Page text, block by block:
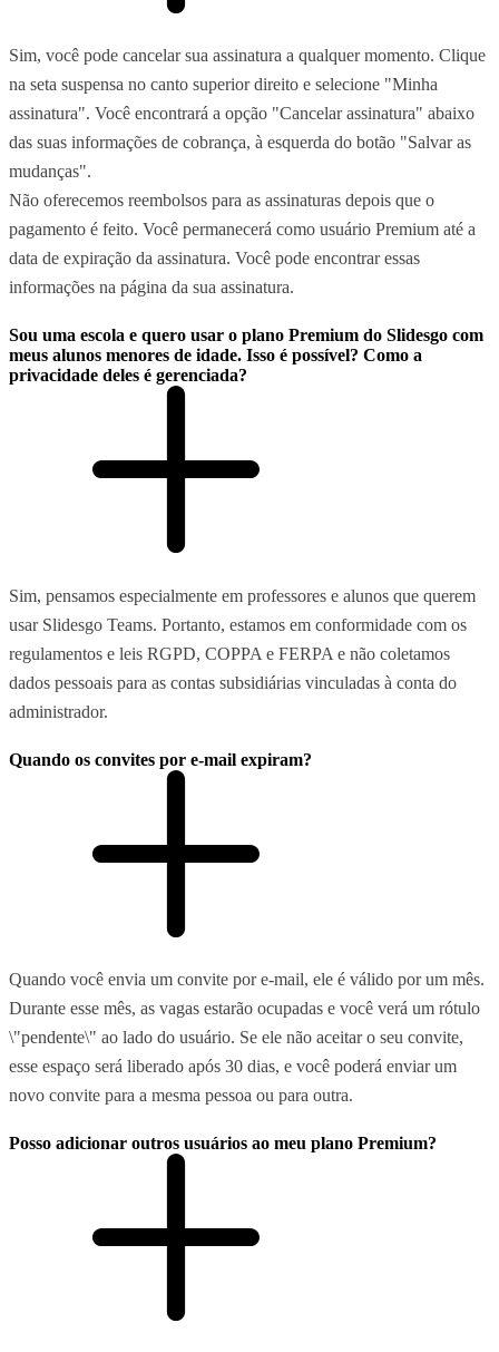
Sim, você pode cancelar sua assinatura a qualquer momento. Clique
na seta suspensa no canto superior direito e selecione "Minha
assinatura". Você encontrará a opção "Cancelar assinatura" abaixo
das suas informações de cobrança, à esquerda do botão "Salvar as
mudanças".
Não oferecemos reembolsos para as assinaturas depois que o
pagamento é feito. Você permanecerá como usuário Premium até a
data de expiração da assinatura. Você pode encontrar essas
informações na página da sua assinatura.
Sou uma escola e quero usar o plano Premium do Slidesgo com
meus alunos menores de idade. Isso é possível? Como a
privacidade deles é gerenciada?
Sim, pensamos especialmente em professores e alunos que querem
usar Slidesgo Teams. Portanto, estamos em conformidade com os
regulamentos e leis RGPD, COPPA e FERPA e não coletamos
dados pessoais para as contas subsidiárias vinculadas à conta do
administrador.
Quando os convites por e-mail expiram?
Quando você envia um convite por e-mail, ele é válido por um mês.
Durante esse mês, as vagas estarão ocupadas e você verá um rótulo
\"pendente\" ao lado do usuário. Se ele não aceitar o seu convite,
esse espaço será liberado após 30 dias, e você poderá enviar um
novo convite para a mesma pessoa ou para outra.
Posso adicionar outros usuários ao meu plano Premium?